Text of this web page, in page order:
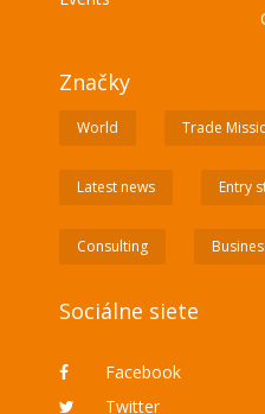
Značky
World Trade
Latest news Entry
Consulting
Sociálne siete
Facebook
Twitter